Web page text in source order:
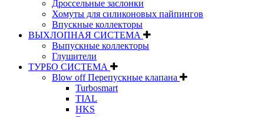
Дроссельные заслонки
Хомуты для силиконовых пайпингов
Впускные коллекторы
ВЫХЛОПНАЯ СИСТЕМА
Выпускные коллекторы
Глушители
ТУРБО СИСТЕМА
Blow off Перепускные клапана
Turbosmart
TIAL
HKS